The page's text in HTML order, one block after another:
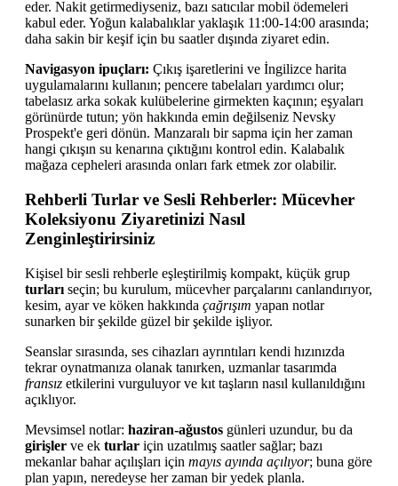
eder. Nakit getirmediyseniz, bazı satıcılar mobil ödemeleri
kabul eder. Yoğun kalabalıklar yaklaşık 11:00-14:00 arasında;
daha sakin bir keşif için bu saatler dışında ziyaret edin.
Navigasyon ipuçları: Çıkış işaretlerini ve İngilizce harita
uygulamalarını kullanın; pencere tabelaları yardımcı olur;
tabelasız arka sokak kulübelerine girmekten kaçının; eşyaları
görünürde tutun; yön hakkında emin değilseniz Nevsky
Prospekt'e geri dönün. Manzaralı bir sapma için her zaman
hangi çıkışın su kenarına çıktığını kontrol edin. Kalabalık
mağaza cepheleri arasında onları fark etmek zor olabilir.
Rehberli Turlar ve Sesli Rehberler: Mücevher
Koleksiyonu Ziyaretinizi Nasıl
Zenginleştirirsiniz
Kişisel bir sesli rehberle eşleştirilmiş kompakt, küçük grup
turları seçin; bu kurulum, mücevher parçalarını canlandırıyor,
kesim, ayar ve köken hakkında çağrışım yapan notlar
sunarken bir şekilde güzel bir şekilde işliyor.
Seanslar sırasında, ses cihazları ayrıntıları kendi hızınızda
tekrar oynatmanıza olanak tanırken, uzmanlar tasarımda
fransız etkilerini vurguluyor ve kıt taşların nasıl kullanıldığını
açıklıyor.
Mevsimsel notlar: haziran-ağustos günleri uzundur, bu da
girişler ve ek turlar için uzatılmış saatler sağlar; bazı
mekanlar bahar açılışları için mayıs ayında açılıyor; buna göre
plan yapın, neredeyse her zaman bir yedek planla.